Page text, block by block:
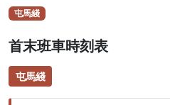
屯馬綫
首末班車時刻表
屯馬綫